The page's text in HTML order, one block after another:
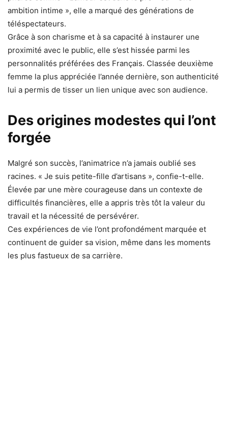
ambition intime », elle a marqué des générations de
téléspectateurs.
Grâce à son charisme et à sa capacité à instaurer une
proximité avec le public, elle s’est hissée parmi les
personnalités préférées des Français. Classée deuxième
femme la plus appréciée l’année dernière, son authenticité
lui a permis de tisser un lien unique avec son audience.
Des origines modestes qui l’ont
forgée
Malgré son succès, l’animatrice n’a jamais oublié ses
racines. « Je suis petite-fille d’artisans », confie-t-elle.
Élevée par une mère courageuse dans un contexte de
difficultés financières, elle a appris très tôt la valeur du
travail et la nécessité de persévérer.
Ces expériences de vie l’ont profondément marquée et
continuent de guider sa vision, même dans les moments
les plus fastueux de sa carrière.